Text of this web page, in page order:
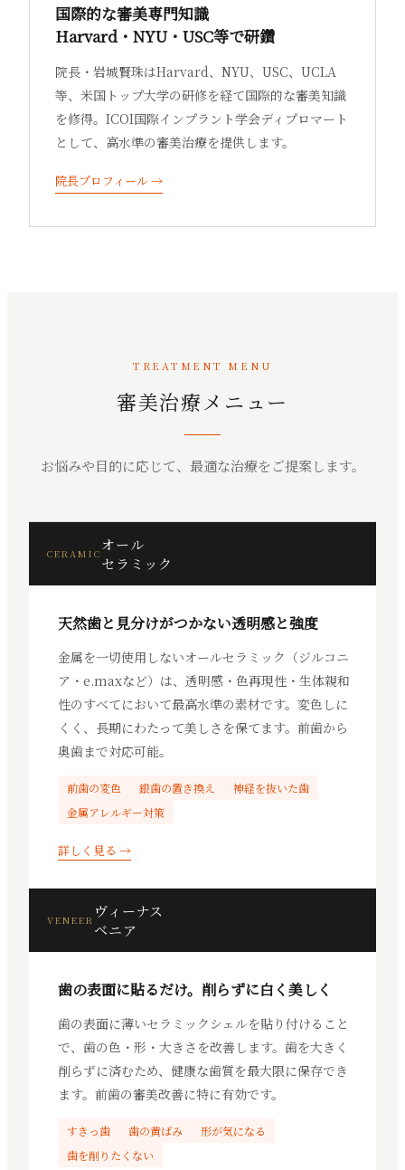
国際的な審美専門知識
Harvard・NYU・USC等で研鑽
院長・岩城賢珠はHarvard、NYU、USC、UCLA
等、米国トップ大学の研修を経て国際的な審美知識
を修得。ICOI国際インプラント学会ディプロマート
として、高水準の審美治療を提供します。
院長プロフィール →
TREATMENT MENU
審美治療メニュー
お悩みや目的に応じて、最適な治療をご提案します。
CERAMIC オール
セラミック
天然歯と見分けがつかない透明感と強度
金属を一切使用しないオールセラミック（ジルコニ
ア・e.maxなど）は、透明感・色再現性・生体親和
性のすべてにおいて最高水準の素材です。変色しに
くく、長期にわたって美しさを保てます。前歯から
奥歯まで対応可能。
前歯の変色 銀歯の置き換え
神経を抜いた歯
金属アレルギー対策
詳しく見る →
VENEER ヴィーナス
ベニア
歯の表面に貼るだけ。削らずに白く美しく
歯の表面に薄いセラミックシェルを貼り付けること
で、歯の色・形・大きさを改善します。歯を大きく
削らずに済むため、健康な歯質を最大限に保存でき
ます。前歯の審美改善に特に有効です。
すきっ歯 歯の黄ばみ
形が気になる
歯を削りたくない